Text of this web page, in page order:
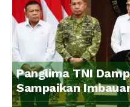
Panglima TNI
Sampaikan
Bangsa